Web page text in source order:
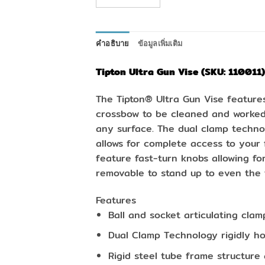
คำอธิบาย ข้อมูลเพิ่มเติม
Tipton Ultra Gun Vise (SKU: 110011)
The Tipton® Ultra Gun Vise
crossbow to be cleaned and
any surface. The dual clamp
allows for complete access to
feature fast-turn knobs allowing
removable to stand up to even the
Features
Ball and socket articulating
Dual Clamp Technology rigidly
Rigid steel tube frame